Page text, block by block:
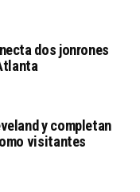
dos jonrones
y completan
visitantes